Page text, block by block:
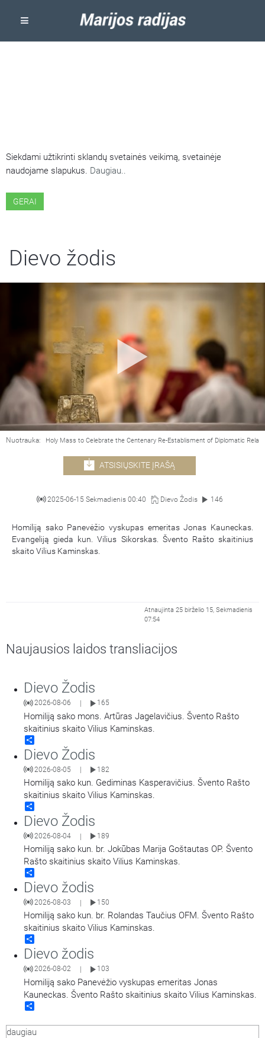
Siekdami užtikrinti sklandų svetainės veikimą, svetainėje
naudojame slapukus. Daugiau..
GERAI
Dievo žodis
Nuotrauka: Holy Mass to Celebrate the Centenary Re-Establisment of Diplomatic
ATSISIŲSKITE ĮRAŠĄ
2025-06-15 Sekmadienis 00:40 Dievo Žodis 146
Homiliją sako Panevėžio vyskupas emeritas Jonas Kauneckas.
Evangeliją gieda kun. Vilius Sikorskas. Švento Rašto skaitinius
skaito Vilius Kaminskas.
Atnaujinta 25 birželio 15, Sekmadienis
07:54
Naujausios laidos transliacijos
Dievo Žodis
2026-08-06 165
Homiliją sako mons. Artūras Jagelavičius. Švento Rašto
skaitinius skaito Vilius Kaminskas.
Dievo Žodis
2026-08-05 182
Homiliją sako kun. Gediminas Kasperavičius. Švento Rašto
skaitinius skaito Vilius Kaminskas.
Dievo Žodis
2026-08-04 | 189
Homiliją sako kun. br. Jokūbas Marija Goštautas OP. Švento
Rašto skaitinius skaito Vilius Kaminskas.
Dievo žodis
2026-08-03 | 150
Homiliją sako kun. br. Rolandas Taučius OFM. Švento Rašto
skaitinius skaito Vilius Kaminskas.
Dievo žodis
2026-08-02 103
Homiliją sako Panevėžio vyskupas emeritas Jonas
Kauneckas. Švento Rašto skaitinius skaito Vilius Kaminskas.
daugiau